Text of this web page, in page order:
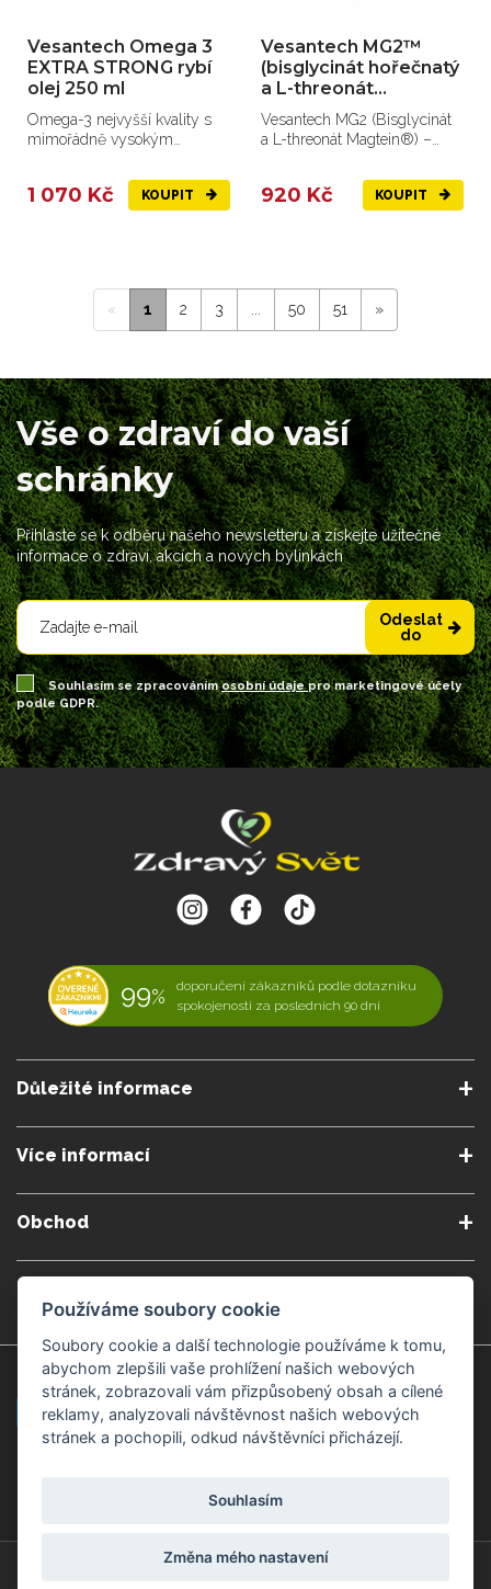
Vesantech Omega 3
EXTRA STRONG rybí
olej 250 ml
Omega-3 nejvyšší kvality s
mimořádně vysokým
1000 mg DHA.
1 070 Kč KOUPIT
Vesantech MG2™
(bisglycinát hořečnatý
a L-threonát
hořečnatý Magtein®)
Vesantech MG2 (Bisglycinát
a L-threonát Magtein®) –
920 Kč KOUPIT
« 1 2 3 50 51 »
Vše o zdraví do vaší
schránky
Přihlaste se k odběru našeho newsletteru a získejte užitečné
informace o zdraví, akcích a nových bylinkách
Odeslat
do
Souhlasím se zpracovánímosobní údajepro marketingové účely
podle GDPR.
99%
doporučení zákazníků podle dotazníku
spokojenosti za posledních 90 dní
Důležité informace
Zásady ochrany osobních
Nastavení souborů cookie
Více informací
Gemmoterapie
Obchod
Nakupujte bezpečně Velkoobchod
Považská Bystrica v Kauflandu Považská Bystrica Mpark
Žilina Čadca
Záruka kvality
Používáme soubory cookie
Soubory cookie a další technologie používáme k tomu,
abychom zlepšili vaše prohlížení našich webových
stránek, zobrazovali vám přizpůsobený obsah a cílené
reklamy, analyzovali návštěvnost našich webových
stránek a pochopili, odkud návštěvníci přicházejí.
Souhlasím
Změna mého nastavení